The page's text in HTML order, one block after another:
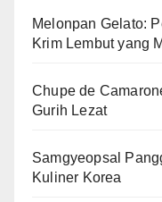
Melonpan Gelato:
Krim Lembut yang
Chupe de
Gurih Lezat
Samgyeopsal
Kuliner Korea